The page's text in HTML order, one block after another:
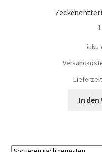
inkl.
In den